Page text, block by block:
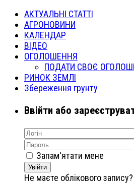
АКТУАЛЬНІ СТАТТІ
АГРОНОВИНИ
КАЛЕНДАР
ВІДЕО
ОГОЛОШЕННЯ
ПОДАТИ СВОЄ
РИНОК ЗЕМЛІ
Збереження грунту
Ввійти або
Запам'ятати мене
Увійти
Не маєте облікового запису?